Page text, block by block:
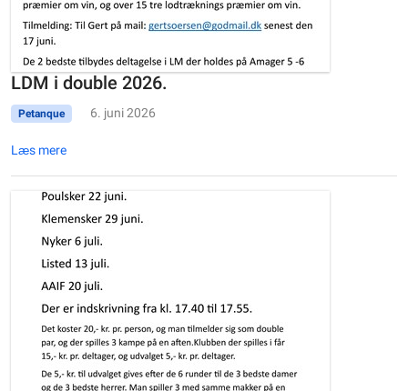
LDM i double 2026.
Petanque 6. juni 2026
Læs mere